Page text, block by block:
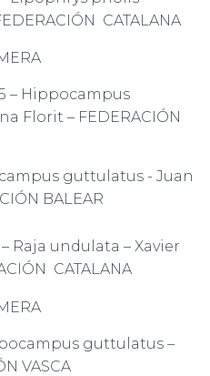
CATALANA
– Hippocampus
Florit – FEDERACIÓN
Raja undulata – Xavier
CATALANA
guttulatus –
VASCA